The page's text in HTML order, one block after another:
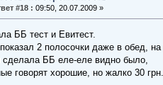
#18 : 09:50, 20.07.2009 »
ББ тест и Евитест.
2 полосочки даже в обед,
ББ еле-еле видно было,
говорят хорошие, но жалко 30 грн.